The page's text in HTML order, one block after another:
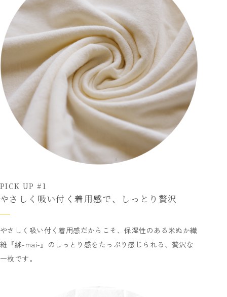
PICK UP #1
やさしく吸い付く着用感で、しっとり贅沢
やさしく吸い付く着用感だからこそ、保湿性のある米ぬか繊
維『䋛-mai-』のしっとり感をたっぷり感じられる、贅沢な
一枚です。